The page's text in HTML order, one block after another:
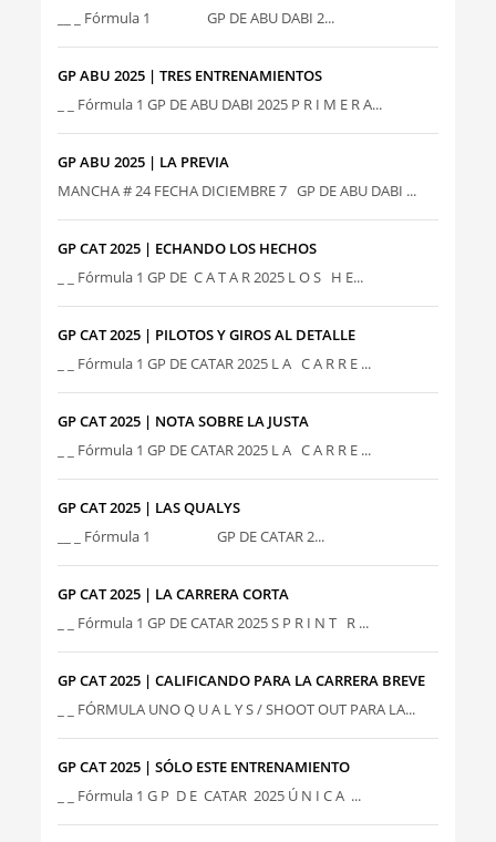
__ _ Fórmula 1 GP DE ABU DABI 2...
GP ABU 2025 | TRES ENTRENAMIENTOS
_ _ Fórmula 1 GP DE ABU DABI 2025 P R I M E R A...
GP ABU 2025 | LA PREVIA
MANCHA # 24 FECHA DICIEMBRE 7 GP DE ABU DABI ...
GP CAT 2025 | ECHANDO LOS HECHOS
_ _ Fórmula 1 GP DE C A T A R 2025 L O S H E...
GP CAT 2025 | PILOTOS Y GIROS AL DETALLE
_ _ Fórmula 1 GP DE CATAR 2025 L A C A R R E ...
GP CAT 2025 | NOTA SOBRE LA JUSTA
_ _ Fórmula 1 GP DE CATAR 2025 L A C A R R E ...
GP CAT 2025 | LAS QUALYS
__ _ Fórmula 1 GP DE CATAR 2...
GP CAT 2025 | LA CARRERA CORTA
_ _ Fórmula 1 GP DE CATAR 2025 S P R I N T R ...
GP CAT 2025 | CALIFICANDO PARA LA CARRERA BREVE
_ _ FÓRMULA UNO Q U A L Y S / SHOOT OUT PARA LA...
GP CAT 2025 | SÓLO ESTE ENTRENAMIENTO
_ _ Fórmula 1 G P D E CATAR 2025 Ú N I C A ...